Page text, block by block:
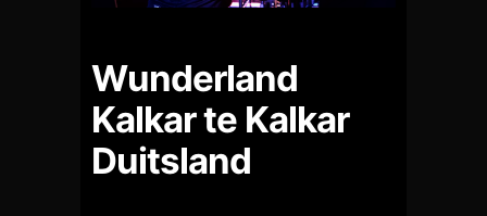
Wunderland
Kalkar te Kalkar
Duitsland